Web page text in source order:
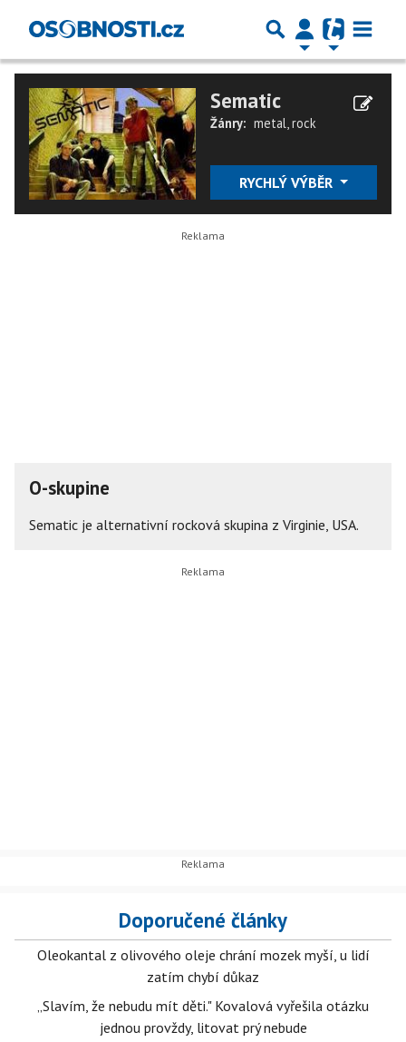
Sematic
Žánry: metal,rock
RYCHLÝ VÝBĚR
O-skupine
Sematic je alternativní rocková skupina z Virginie, USA.
Doporučené články
Oleokantal z olivového oleje chrání mozek myší, u lidí
zatím chybí důkaz
„Slavím, že nebudu mít děti." Kovalová vyřešila otázku
jednou provždy, litovat prý nebude